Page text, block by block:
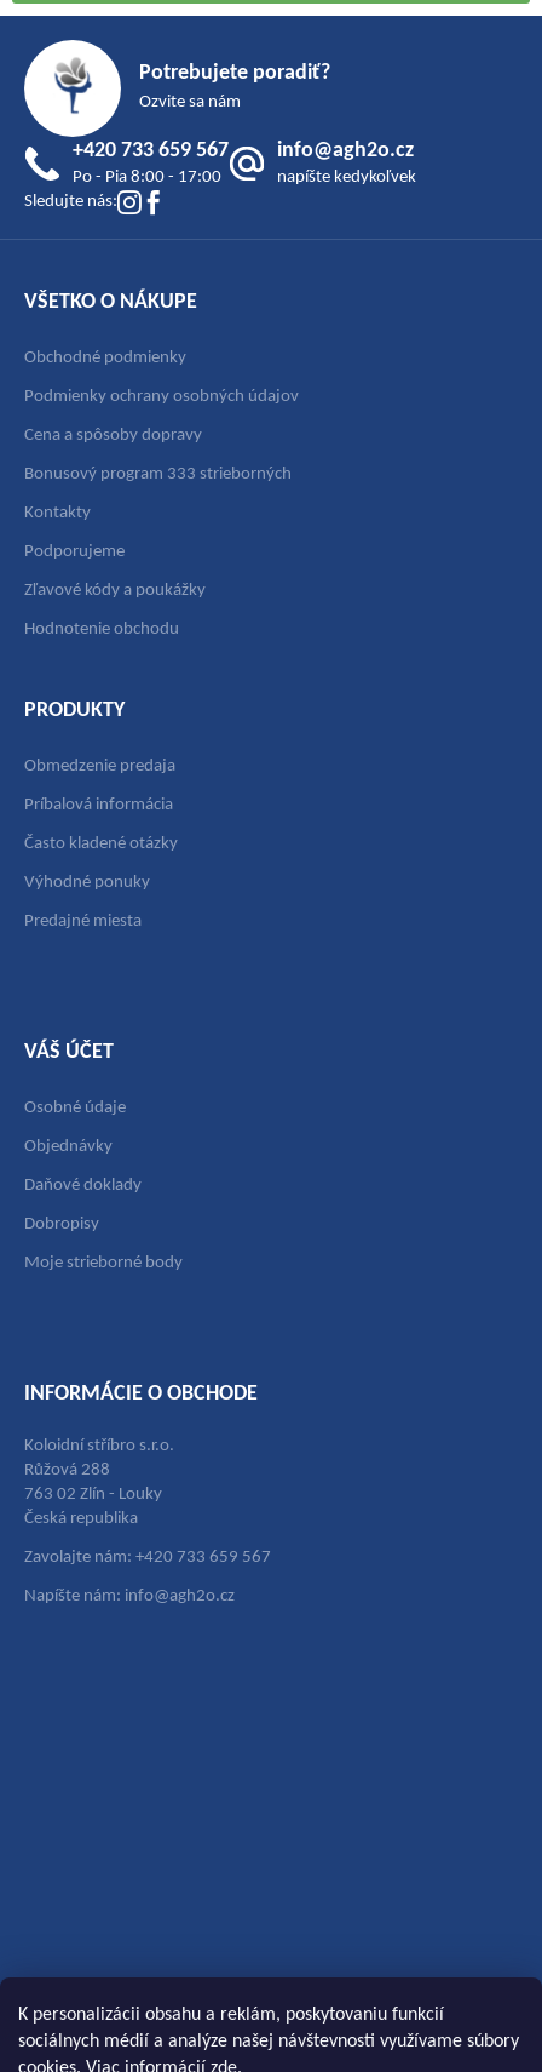
K personalizácii obsahu a reklám, poskytovaniu funkcií
sociálnych médií a analýze našej návštevnosti využívame súbory
Potrebujete poradiť?
Ozvite sa nám
+420 733 659 567
Po - Pia 8:00 - 17:00
info@agh2o.cz
napíšte kedykoľvek
Sledujte nás:
VŠETKO O NÁKUPE
Obchodné podmienky
Podmienky ochrany osobných údajov
Cena a spôsoby dopravy
Bonusový program 333 strieborných
Kontakty
Podporujeme
Zľavové kódy a poukážky
Hodnotenie obchodu
PRODUKTY
Obmedzenie predaja
Príbalová informácia
Často kladené otázky
Výhodné ponuky
Predajné miesta
VÁŠ ÚČET
Osobné údaje
Objednávky
Daňové doklady
Dobropisy
Moje strieborné body
INFORMÁCIE O OBCHODE
Koloidní stříbro s.r.o.
Růžová 288
763 02 Zlín - Louky
Česká republika
Zavolajte nám: +420 733 659 567
Napíšte nám: info@agh2o.cz